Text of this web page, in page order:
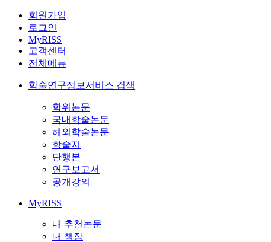
회원가입
로그인
MyRISS
고객센터
전체메뉴
학술연구정보서비스 검색
학위논문
국내학술논문
해외학술논문
학술지
단행본
연구보고서
공개강의
MyRISS
내 추천논문
내 책장